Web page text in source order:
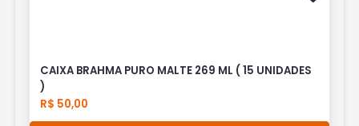
CAIXA BRAHMA PURO MALTE 269 ML ( 15 UNIDADES
)
R$ 50,00